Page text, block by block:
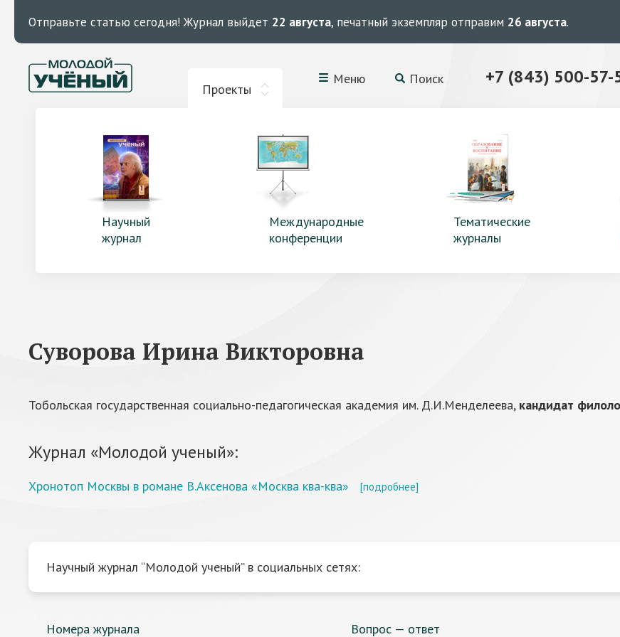
Отправьте статью сегодня! Журнал выйдет 22 августа, печатный экземпляр отправим 26 августа.
Проекты
Меню Поиск +7 (843) 500-57-
Научный
журнал
Международные
конференции
Тематические
журналы
Суворова Ирина Викторовна
Тобольская государственная социально-педагогическая академия им. Д.И.Менделеева, кандидат
Журнал «Молодой ученый»:
Хронотоп Москвы в романе В.Аксенова «Москва ква-ква» [подробнее]
Научный журнал “Молодой ученый” в социальных сетях:
Номера журнала Вопрос — ответ